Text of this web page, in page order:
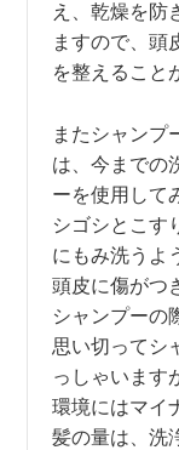
え、乾燥を防
ますので、頭
を整えること
またシャンプ
は、今までの
ーを使用して
シゴシとこす
にもみ洗うよ
頭皮に傷がつ
シャンプーの
思い切ってシ
っしゃいます
環境にはマイ
髪の量は、洗